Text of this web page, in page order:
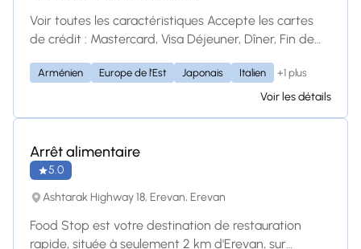
Voir toutes les caractéristiques Accepte les cartes
de crédit : Mastercard, Visa Déjeuner, Dîner, Fin de
Emplacement Dzoragyux 21/1, Yerevan Armenia
Parking disponible, Parking dans la rue Est-ce un
Arménien Europe de l'Est Japonais Italien +1 plus
Voir les détails
Arrêt alimentaire
5.0
Ashtarak Highway 18, Erevan, Erevan
Food Stop est votre destination de restauration
rapide, située à seulement 2 km d'Erevan, sur